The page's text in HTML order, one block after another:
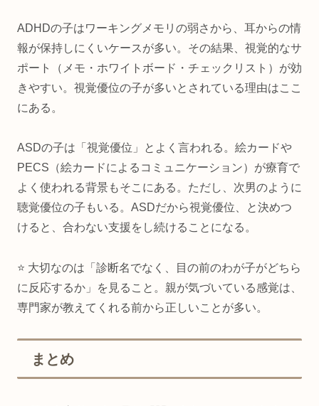
ADHDの子はワーキングメモリの弱さから、耳からの情
報が保持しにくいケースが多い。その結果、視覚的なサ
ポート（メモ・ホワイトボード・チェックリスト）が効
きやすい。視覚優位の子が多いとされている理由はここ
にある。
ASDの子は「視覚優位」とよく言われる。絵カードや
PECS（絵カードによるコミュニケーション）が療育で
よく使われる背景もそこにある。ただし、次男のように
聴覚優位の子もいる。ASDだから視覚優位、と決めつ
けると、合わない支援をし続けることになる。
⭐ 大切なのは「診断名でなく、目の前のわが子がどちら
に反応するか」を見ること。親が気づいている感覚は、
専門家が教えてくれる前から正しいことが多い。
まとめ